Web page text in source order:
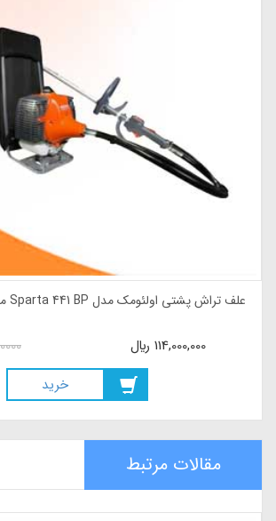
علف تراش پشتی اولئومک مدل Sparta 441 BP محصول کشور ایتالیا
114,000,000 ريال
خريد
مقالات مرتبط